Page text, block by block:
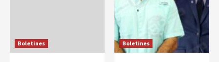
Boletines Boletines